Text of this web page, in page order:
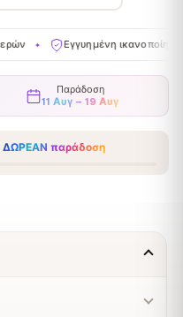
Εγγυημένη ικανοποίηση ✦
Παράδοση
11 Αυγ – 19 Αυγ
ΔΩΡΕΑΝ παράδοση